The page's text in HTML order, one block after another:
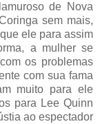
de Nova
sem mais,
ele para assim
a mulher se
os problemas
com sua fama
muito para ele
para Lee Quinn
ao espectador